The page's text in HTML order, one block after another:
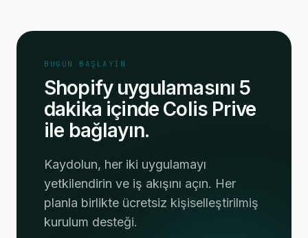
BUGÜN BAŞLAYIN
Shopify uygulamasını 5
dakika içinde Colis Prive
ile bağlayın.
Kaydolun, her iki uygulamayı
yetkilendirin ve iş akışını açın. Her
planla birlikte ücretsiz kişiselleştirilmiş
kurulum desteği.